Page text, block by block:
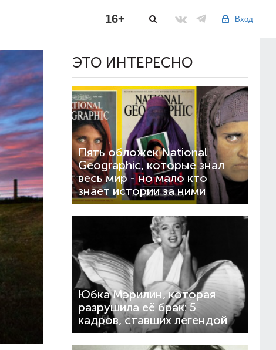
Вход
16+
ЭТО ИНТЕРЕСНО
Пять обложек National
Geographic, которые знал
весь мир - но мало кто
знает истории за ними
Юбка Мэрилин, которая
разрушила её брак: 5
кадров, ставших легендой